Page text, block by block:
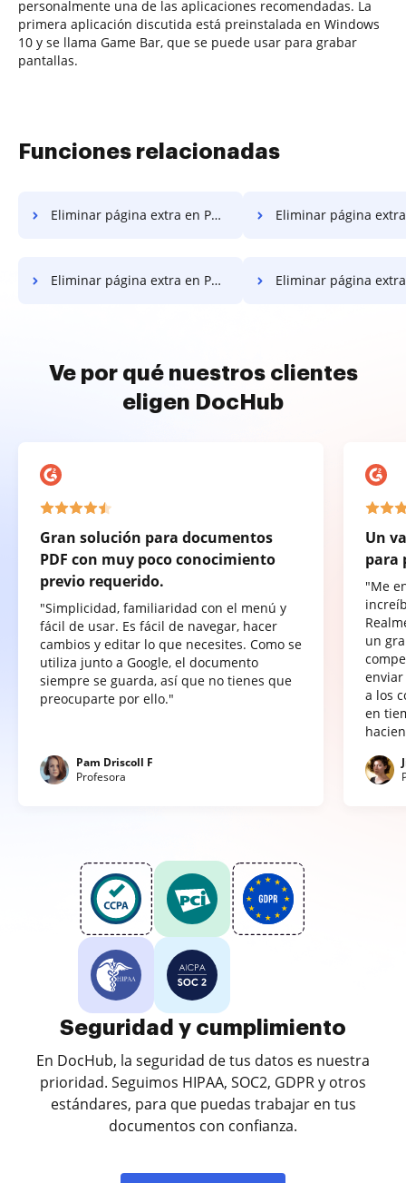
personalmente una de las aplicaciones recomendadas. La
primera aplicación discutida está preinstalada en Windows
10 y se llama Game Bar, que se puede usar para grabar
pantallas.
Funciones relacionadas
Eliminar página extra en PDF en Microsoft Edge Eliminar página extra en PDF
Eliminar página extra en PDF en Vivaldi Eliminar página extra en PDF
Ve por qué nuestros clientes
eligen DocHub
Gran solución para documentos
PDF con muy poco conocimiento
previo requerido.
"Simplicidad, familiaridad con el menú y
fácil de usar. Es fácil de navegar, hacer
cambios y editar lo que necesites. Como se
utiliza junto a Google, el documento
siempre se guarda, así que no tienes que
preocuparte por ello."
Pam Driscoll F
Profesora
Un
para
"Me
un
a los
en
Seguridad y cumplimiento
En DocHub, la seguridad de tus datos es nuestra
prioridad. Seguimos HIPAA, SOC2, GDPR y otros
estándares, para que puedas trabajar en tus
documentos con confianza.